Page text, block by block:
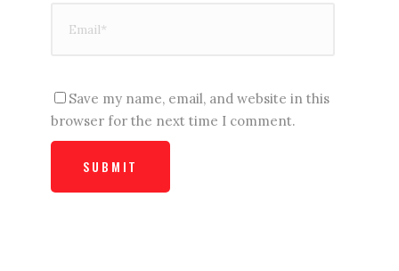
Save my name, email, and website in this
browser for the next time I comment.